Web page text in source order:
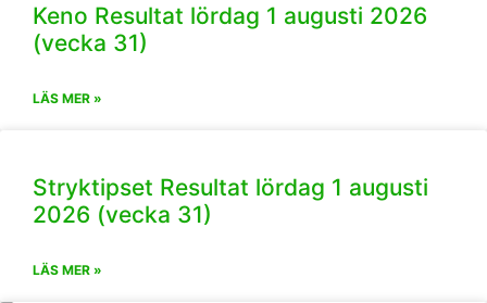
Keno Resultat lördag 1 augusti 2026
(vecka 31)
LÄS MER »
Stryktipset Resultat lördag 1 augusti
2026 (vecka 31)
LÄS MER »